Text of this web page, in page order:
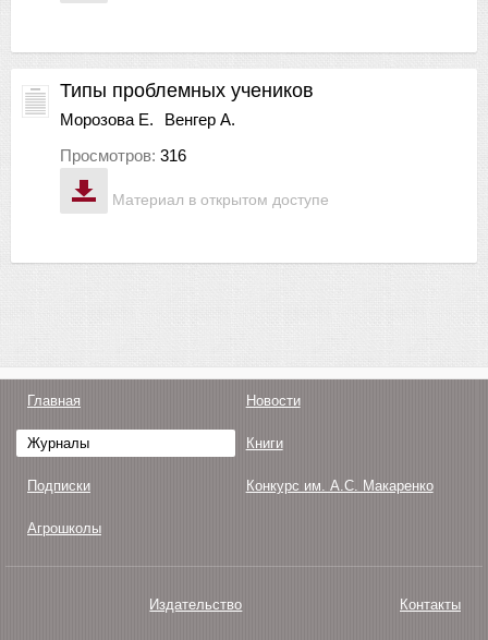
Материал в открытом доступе
Типы проблемных учеников
Морозова Е.
Венгер А.
Просмотров: 316
Главная Новости
Журналы Книги
Подписки Конкурс им. А.С. Макаренко
Агрошколы
Издательство Контакты